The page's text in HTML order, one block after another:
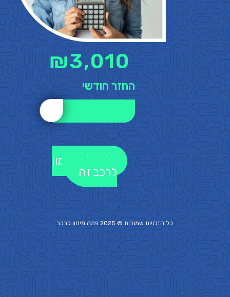
3,010
₪
החזר חודשי
לקבלת מימון
לרכב זה
כל הזכויות שמורות © 2025 פמה מימון לרכב